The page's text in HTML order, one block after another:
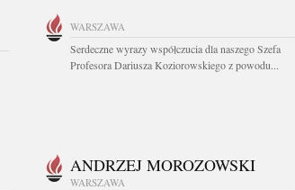
WARSZAWA
Serdeczne wyrazy współczucia dla naszego Szefa
Profesora Dariusza Koziorowskiego z powodu...
ANDRZEJ MOROZOWSKI
WARSZAWA